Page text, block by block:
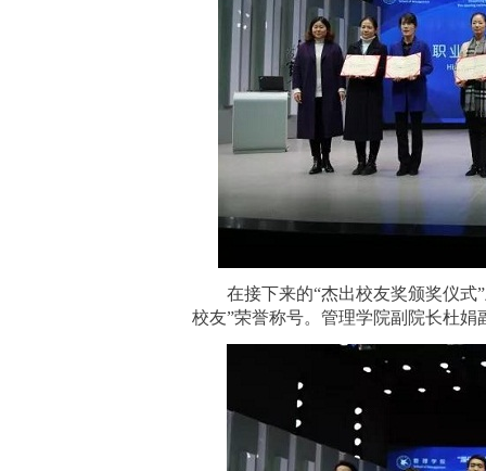
在接下来的“杰出校友奖颁奖仪式
校友”荣誉称号。管理学院副院长杜